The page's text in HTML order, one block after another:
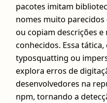
pacotes imitam
nomes muito
ou copiam descrições
conhecidos. Essa
typosquatting ou
explora erros de
desenvolvedores na
npm, tornando a